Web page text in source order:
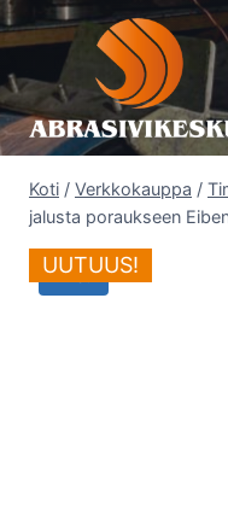
Siirry
sisältöön
Koti / Verkkokauppa /
jalusta poraukseen
Ale!
UUTUUS!